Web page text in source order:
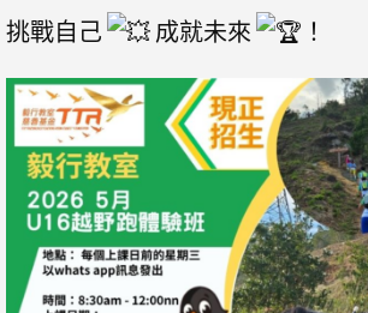
挑戰自己 成就未來 ！